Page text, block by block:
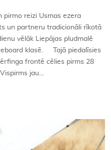
pirmo reizi Usmas ezera
un partneru tradicionāli rīkotā
vēlāk Liepājas pludmalē
klasē. Tajā piedalīsies
frontē cēlies pirms 28
jau…